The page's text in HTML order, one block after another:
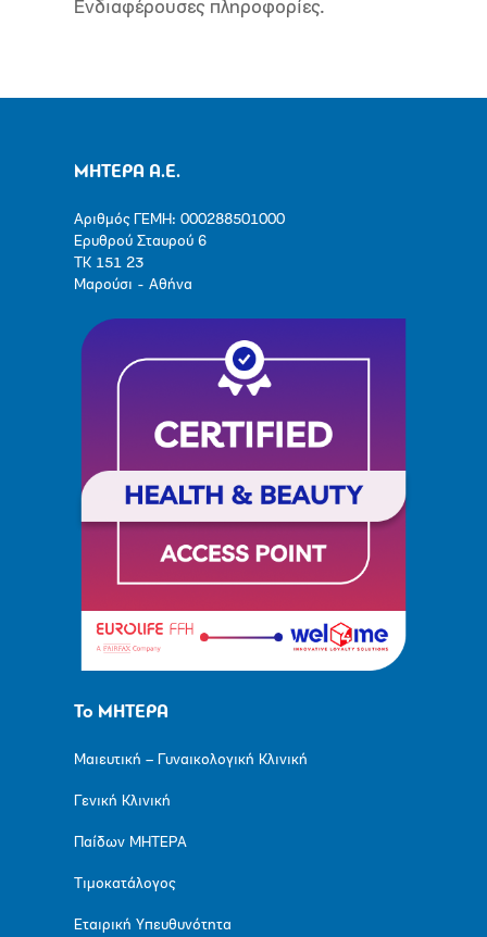
Ενδιαφέρουσες πληροφορίες.
ΜΗΤΕΡΑ Α.Ε.
Αριθμός ΓΕΜΗ: 000288501000
Ερυθρού Σταυρού 6
ΤΚ 151 23
Μαρούσι - Αθήνα
Το ΜΗΤΕΡΑ
Μαιευτική – Γυναικολογική Κλινική
Γενική Κλινική
Παίδων ΜΗΤΕΡΑ
Τιμοκατάλογος
Εταιρική Υπευθυνότητα